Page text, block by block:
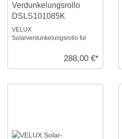
Verdunkelungsrollo
DSLS101085K
VELUX
Solarverdunkelungsrollo für
alu Schiene, io-homecontrol
288,00 €*